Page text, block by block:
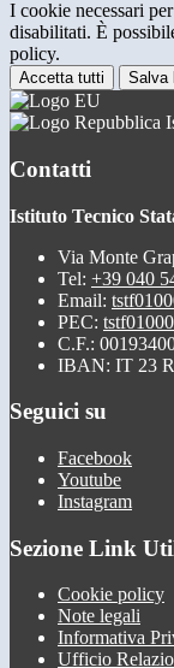
I cookie necessari
disabilitati. È
policy.
Accetta tutti Salva
Contatti
Istituto Tecnico
Via Monte
Tel: +39 040
Email:
PEC:
C.F.:
IBAN: IT 23 R
Seguici su
Facebook
Youtube
Instagram
Sezione Link
Cookie policy
Note legali
Informativa
Ufficio